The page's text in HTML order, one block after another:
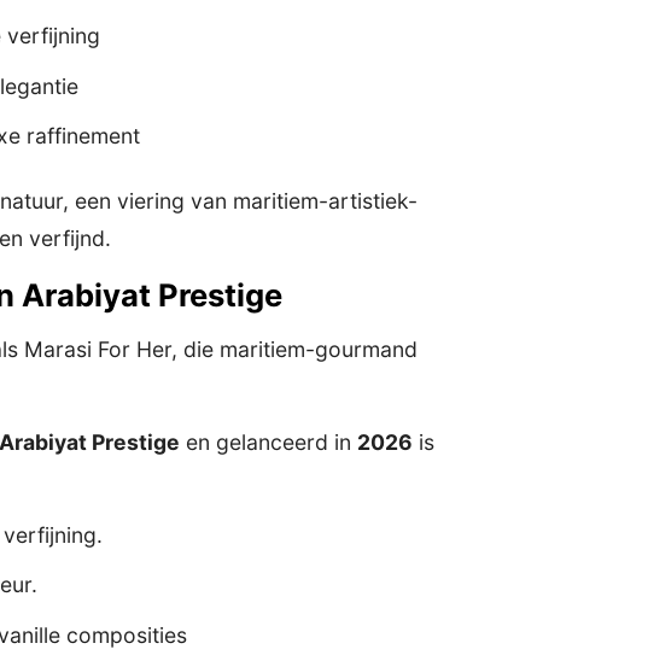
verfijning
raffinement
een viering van maritiem-artistiek-
verfijnd.
Arabiyat Prestige
Marasi For Her, die maritiem-gourmand
Arabiyat Prestige en gelanceerd in 2026 is
composities